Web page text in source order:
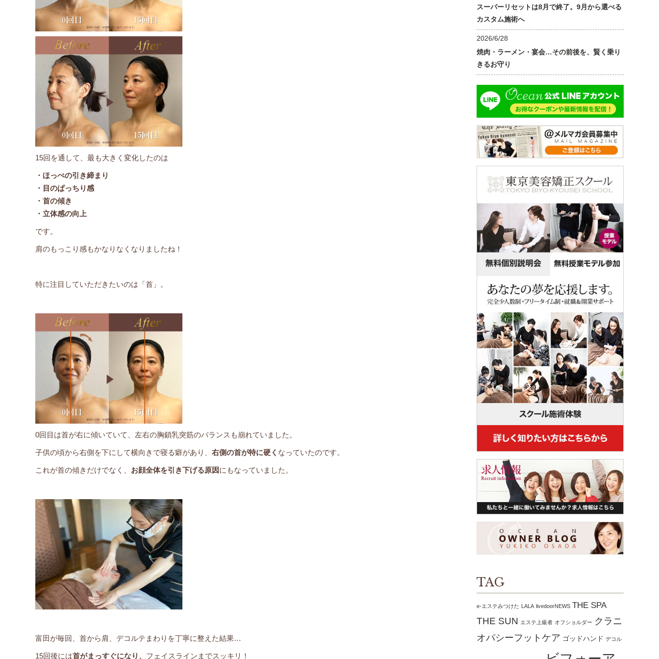
15回を通して、最も大きく変化したのは
・ほっぺの引き締まり
・目のぱっちり感
・首の傾き
・立体感の向上
です。
肩のもっこり感もかなりなくなりましたね！
特に注目していただきたいのは「首」。
0回目は首が右に傾いていて、左右の胸鎖乳突筋のバランスも崩れていました。
子供の頃から右側を下にして横向きで寝る癖があり、 右側の首が特に硬く なっていたのです。
これが首の傾きだけでなく、 お顔全体を引き下げる原因にもなっていました。
富田が毎回、首から肩、デコルテまわりを丁寧に整えた結果…
15回後には首がまっすぐになり、 フェイスラインまでスッキリ！
スーパーリセットは8月で終了。9月から選べる
カスタム施術へ
2026/6/28
焼肉・ラーメン・宴会…その前後を、賢く乗り
きるお守り
TAG
e-エステみつけた LALA livedoorNEWS THE SPA
THE SUN エステ上級者 オフショルダー クラニ
オパシーフットケア ゴッドハンド デコル